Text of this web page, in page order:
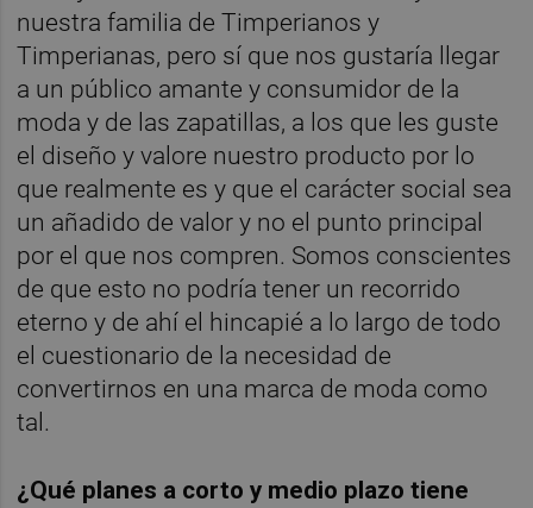
nuestra familia de Timperianos y
Timperianas, pero sí que nos gustaría llegar
a un público amante y consumidor de la
moda y de las zapatillas, a los que les guste
el diseño y valore nuestro producto por lo
que realmente es y que el carácter social sea
un añadido de valor y no el punto principal
por el que nos compren. Somos conscientes
de que esto no podría tener un recorrido
eterno y de ahí el hincapié a lo largo de todo
el cuestionario de la necesidad de
convertirnos en una marca de moda como
tal.
¿Qué planes a corto y medio plazo tiene